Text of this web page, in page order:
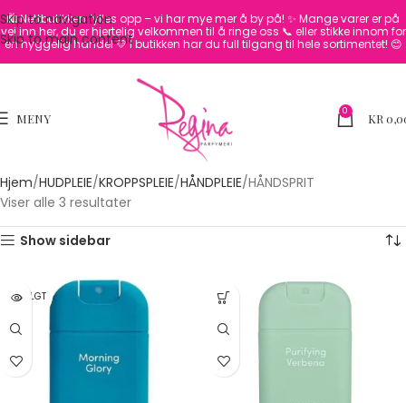
Skip to navigation
Skip to main content
🛍️ Nettbutikken fylles opp – vi har mye mer å by på! ✨ Mange varer er på
vei inn her, du er hjertelig velkommen til å ringe oss 📞 eller stikke innom for
en hyggelig handel 💛I butikken har du full tilgang til hele sortimentet! 😊
MENY 0 KR
Hjem HUDPLEIE KROPPSPLEIE HÅNDPLEIE HÅNDSPRIT
Viser alle 3 resultater
Show sidebar
UTSOLGT